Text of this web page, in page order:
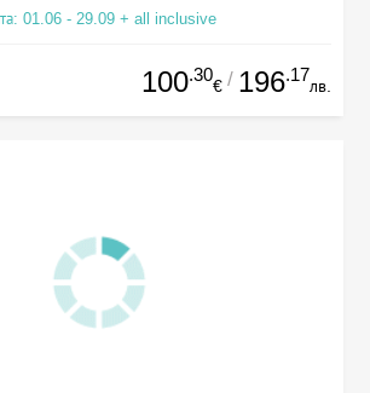
01.06 - 29.09 + all inclusive
100.30
€ / 196.17
лв.